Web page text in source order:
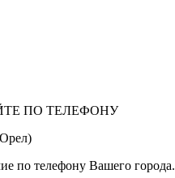
ПО ТЕЛЕФОНУ
по телефону Вашего города.